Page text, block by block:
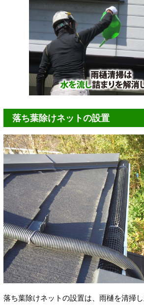
落ち葉除けネットの設置
落ち葉除けネットの設置は、雨樋を清掃